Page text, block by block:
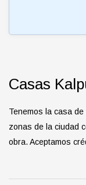
Casas
Tenemos la casa
zonas de la ciudad
obra. Aceptamos